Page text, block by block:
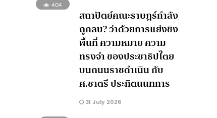
404
สถาปัตย์คณะราษฎร์กำลัง
ถูกลบ? ว่าด้วยการแย่งชิง
พื้นที่ ความหมาย ความ
ทรงจำ ของประชาธิปไตย
บนถนนราชดำเนิน กับ
ศ.ชาตรี ประกิตนนทการ
31 July 2026